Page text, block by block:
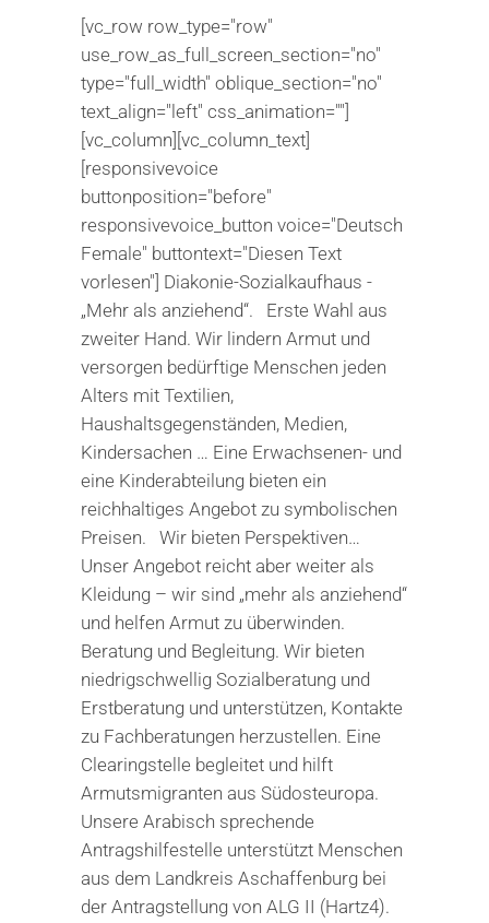
[vc_row row_type="row"
use_row_as_full_screen_section="no"
type="full_width" oblique_section="no"
text_align="left" css_animation=""]
[vc_column][vc_column_text]
[responsivevoice
buttonposition="before"
responsivevoice_button voice="Deutsch
Female" buttontext="Diesen Text
vorlesen"] Diakonie-Sozialkaufhaus -
„Mehr als anziehend“. Erste Wahl aus
zweiter Hand. Wir lindern Armut und
versorgen bedürftige Menschen jeden
Alters mit Textilien,
Haushaltsgegenständen, Medien,
Kindersachen … Eine Erwachsenen- und
eine Kinderabteilung bieten ein
reichhaltiges Angebot zu symbolischen
Preisen. Wir bieten Perspektiven…
Unser Angebot reicht aber weiter als
Kleidung – wir sind „mehr als anziehend“
und helfen Armut zu überwinden.
Beratung und Begleitung. Wir bieten
niedrigschwellig Sozialberatung und
Erstberatung und unterstützen, Kontakte
zu Fachberatungen herzustellen. Eine
Clearingstelle begleitet und hilft
Armutsmigranten aus Südosteuropa.
Unsere Arabisch sprechende
Antragshilfestelle unterstützt Menschen
aus dem Landkreis Aschaffenburg bei
der Antragstellung von ALG II (Hartz4).